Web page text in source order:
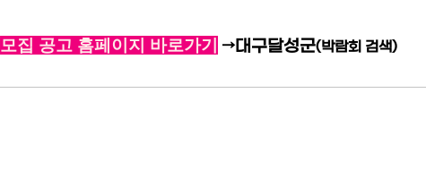
모집 공고 홈페이지 바로가기 ​→대구달성군(박람회 검색)